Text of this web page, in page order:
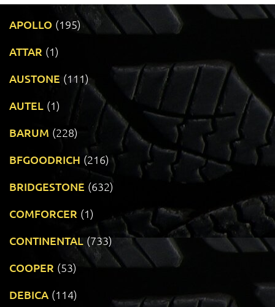
APOLLO (195)
ATTAR (1)
AUSTONE (111)
AUTEL (1)
BARUM (228)
BFGOODRICH (216)
BRIDGESTONE (632)
COMFORCER (1)
CONTINENTAL (733)
COOPER (53)
DEBICA (114)